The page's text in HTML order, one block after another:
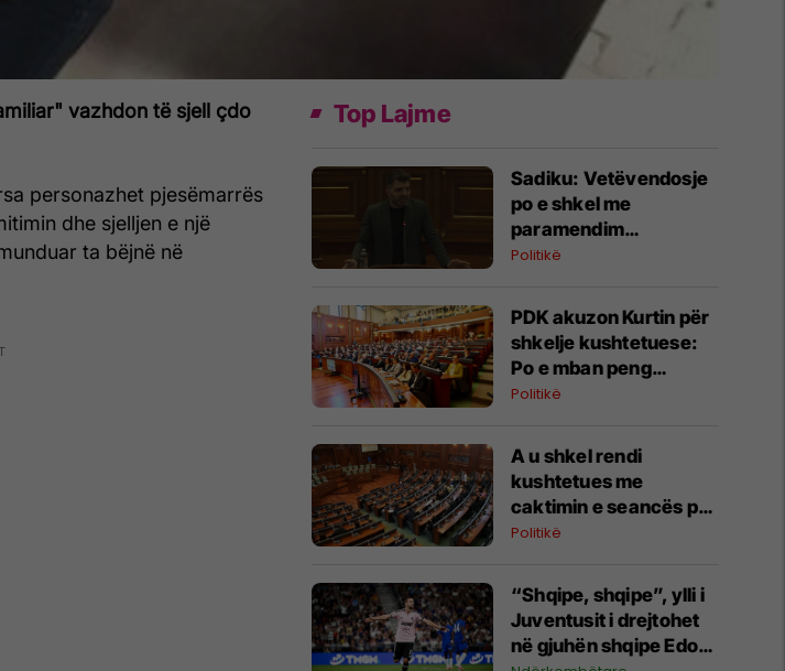
vazhdon të sjell çdo
personazhet pjesëmarrës
dhe sjelljen e një
ta bëjnë në
Top Lajme
Sadiku: Vetëvendosje
po e shkel me
paramendim
Kushtetutën
Politikë
PDK akuzon Kurtin për
shkelje kushtetuese:
Po e mban peng
konstituimin e Kuvendit
Politikë
A u shkel rendi
kushtetues me
caktimin e seancës për
të shtunën?
Politikë
“Shqipe, shqipe”, ylli i
Juventusit i drejtohet
në gjuhën shqipe Edon